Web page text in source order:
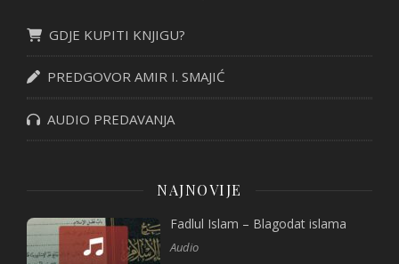
GDJE KUPITI KNJIGU?
PREDGOVOR AMIR I. SMAJIĆ
AUDIO PREDAVANJA
NAJNOVIJE
Fadlul Islam – Blagodat islama
Audio